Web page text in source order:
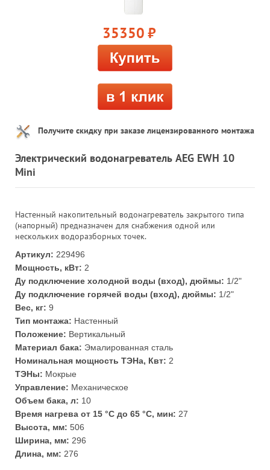
35350 руб.
Получите скидку при заказе лицензированного монтажа
Электрический водонагреватель AEG EWH 10
Mini
Настенный накопительный водонагреватель закрытого типа
(напорный) предназначен для снабжения одной или
нескольких водоразборных точек.
Артикул: 229496
Мощность, кВт: 2
Ду подключение холодной воды (вход), дюймы: 1/2"
Ду подключение горячей воды (вход), дюймы: 1/2"
Вес, кг: 9
Тип монтажа: Настенный
Положение: Вертикальный
Материал бака: Эмалированная сталь
Номинальная мощность ТЭНа, Квт: 2
ТЭНы: Мокрые
Управление: Механическое
Объем бака, л: 10
Время нагрева от 15 °С до 65 °С, мин: 27
Высота, мм: 506
Ширина, мм: 296
Длина, мм: 276